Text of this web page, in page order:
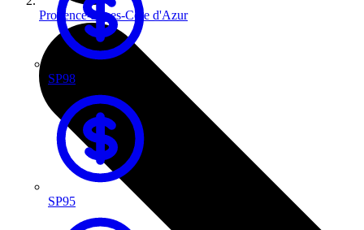
SP98
SP95
Provence-Alpes-Côte d'Azur